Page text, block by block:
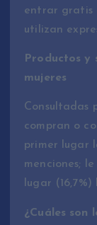
entrar gratis
utilizan
Productos y
mujeres
Consultadas
compran o
primer lugar
menciones;
lugar (16,7%)
¿Cuáles son